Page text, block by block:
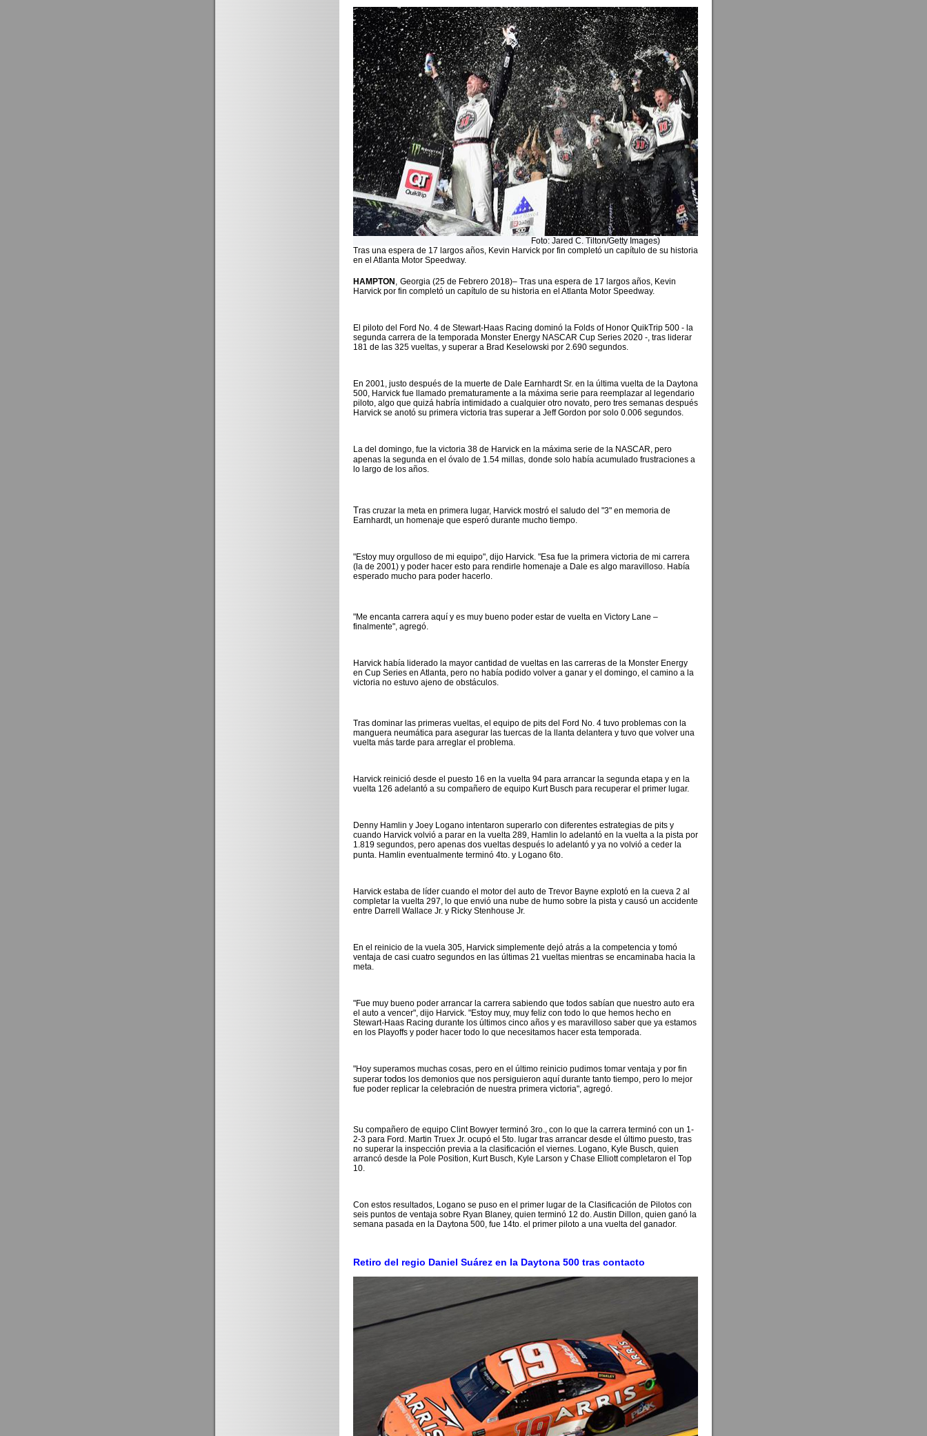
Foto: Jared C. Tilton/Getty Images)
Tras una espera de 17 largos años, Kevin Harvick por fin completó un capítulo de su historia
en el Atlanta Motor Speedway.
HAMPTON , Georgia (25 de Febrero 2018)– Tras una espera de 17 largos años, Kevin
Harvick por fin completó un capítulo de su historia en el Atlanta Motor Speedway.
El piloto del Ford No. 4 de Stewart-Haas Racing dominó la Folds of Honor QuikTrip 500 - la
segunda carrera de la temporada Monster Energy NASCAR Cup Series 2020 -, tras liderar
181 de las 325 vueltas, y superar a Brad Keselowski por 2.690 segundos.
En 2001, justo después de la muerte de Dale Earnhardt Sr. en la última vuelta de la Daytona
500, Harvick fue llamado prematuramente a la máxima serie para reemplazar al legendario
piloto, algo que quizá habría intimidado a cualquier otro novato, pero tres semanas después
Harvick se anotó su primera victoria tras superar a Jeff Gordon por solo 0.006 segundos.
La del domingo, fue la victoria 38 de Harvick en la máxima serie de la NASCAR, pero
apenas la segunda en el óvalo de 1.54 millas, donde solo había acumulado frustraciones a
lo largo de los años.
Tras cruzar la meta en primera lugar, Harvick mostró el saludo del "3" en memoria de
Earnhardt, un homenaje que esperó durante mucho tiempo.
"Estoy muy orgulloso de mi equipo", dijo Harvick. "Esa fue la primera victoria de mi carrera
(la de 2001) y poder hacer esto para rendirle homenaje a Dale es algo maravilloso. Había
esperado mucho para poder hacerlo.
"Me encanta carrera aquí y es muy bueno poder estar de vuelta en Victory Lane –
finalmente", agregó.
Harvick había liderado la mayor cantidad de vueltas en las carreras de la Monster Energy
en Cup Series en Atlanta, pero no había podido volver a ganar y el domingo, el camino a la
victoria no estuvo ajeno de obstáculos.
Tras dominar las primeras vueltas, el equipo de pits del Ford No. 4 tuvo problemas con la
manguera neumática para asegurar las tuercas de la llanta delantera y tuvo que volver una
vuelta más tarde para arreglar el problema.
Harvick reinició desde el puesto 16 en la vuelta 94 para arrancar la segunda etapa y en la
vuelta 126 adelantó a su compañero de equipo Kurt Busch para recuperar el primer lugar.
Denny Hamlin y Joey Logano intentaron superarlo con diferentes estrategias de pits y
cuando Harvick volvió a parar en la vuelta 289, Hamlin lo adelantó en la vuelta a la pista por
1.819 segundos, pero apenas dos vueltas después lo adelantó y ya no volvió a ceder la
punta. Hamlin eventualmente terminó 4to. y Logano 6to.
Harvick estaba de líder cuando el motor del auto de Trevor Bayne explotó en la cueva 2 al
completar la vuelta 297, lo que envió una nube de humo sobre la pista y causó un accidente
entre Darrell Wallace Jr. y Ricky Stenhouse Jr.
En el reinicio de la vuela 305, Harvick simplemente dejó atrás a la competencia y tomó
ventaja de casi cuatro segundos en las últimas 21 vueltas mientras se encaminaba hacia la
meta.
"Fue muy bueno poder arrancar la carrera sabiendo que todos sabían que nuestro auto era
el auto a vencer", dijo Harvick. "Estoy muy, muy feliz con todo lo que hemos hecho en
Stewart-Haas Racing durante los últimos cinco años y es maravilloso saber que ya estamos
en los Playoffs y poder hacer todo lo que necesitamos hacer esta temporada.
"Hoy superamos muchas cosas, pero en el último reinicio pudimos tomar ventaja y por fin
superar todos los demonios que nos persiguieron aquí durante tanto tiempo, pero lo mejor
fue poder replicar la celebración de nuestra primera victoria", agregó.
Su compañero de equipo Clint Bowyer terminó 3ro., con lo que la carrera terminó con un 1-
2-3 para Ford. Martin Truex Jr. ocupó el 5to. lugar tras arrancar desde el último puesto, tras
no superar la inspección previa a la clasificación el viernes. Logano, Kyle Busch, quien
arrancó desde la Pole Position, Kurt Busch, Kyle Larson y Chase Elliott completaron el Top
10.
Con estos resultados, Logano se puso en el primer lugar de la Clasificación de Pilotos con
seis puntos de ventaja sobre Ryan Blaney, quien terminó 12 do. Austin Dillon, quien ganó la
semana pasada en la Daytona 500, fue 14to. el primer piloto a una vuelta del ganador.
Retiro del regio Daniel Suárez en la Daytona 500 tras contacto